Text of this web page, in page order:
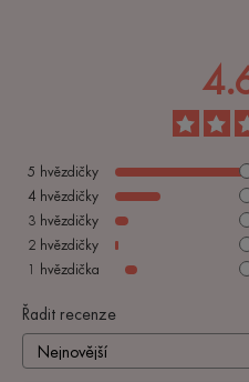
5 hvězdičky
4 hvězdičky
3 hvězdičky
2 hvězdičky
hvězdička
Řadit recenze